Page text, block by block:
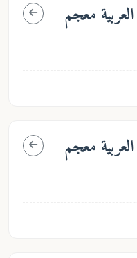
معجم
معجم